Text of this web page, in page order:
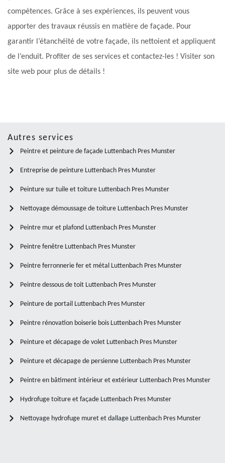
compétences. Grâce à ses expériences, ils peuvent vous
apporter des travaux réussis en matière de façade. Pour
garantir l’étanchéité de votre façade, ils nettoient et appliquent
de l’enduit. Profiter de ses services et contactez-les ! Visiter son
site web pour plus de détails !
Autres services
Peintre et peinture de façade Luttenbach Pres Munster
Entreprise de peinture Luttenbach Pres Munster
Peinture sur tuile et toiture Luttenbach Pres Munster
Nettoyage démoussage de toiture Luttenbach Pres Munster
Peintre mur et plafond Luttenbach Pres Munster
Peintre fenêtre Luttenbach Pres Munster
Peintre ferronnerie fer et métal Luttenbach Pres Munster
Peintre dessous de toit Luttenbach Pres Munster
Peinture de portail Luttenbach Pres Munster
Peintre rénovation boiserie bois Luttenbach Pres Munster
Peinture et décapage de volet Luttenbach Pres Munster
Peinture et décapage de persienne Luttenbach Pres Munster
Peintre en bâtiment intérieur et extérieur Luttenbach Pres Munster
Hydrofuge toiture et façade Luttenbach Pres Munster
Nettoyage hydrofuge muret et dallage Luttenbach Pres Munster